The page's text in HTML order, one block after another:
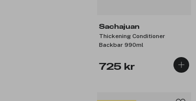
Sachajuan
Thickening Conditioner
Backbar 990ml
725 kr